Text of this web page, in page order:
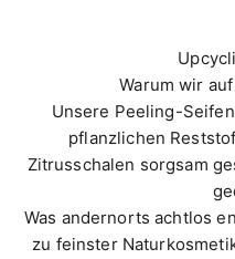
Warum wir
Unsere Peeling-
pflanzlichen
Zitrusschalen sorgsam
Was andernorts achtlos
zu feinster